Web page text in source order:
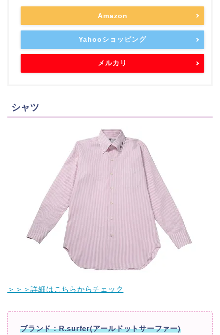
Amazon
Yahooショッピング
メルカリ
シャツ
＞＞＞詳細はこちらからチェック
ブランド：R.surfer(アールドットサーファー)